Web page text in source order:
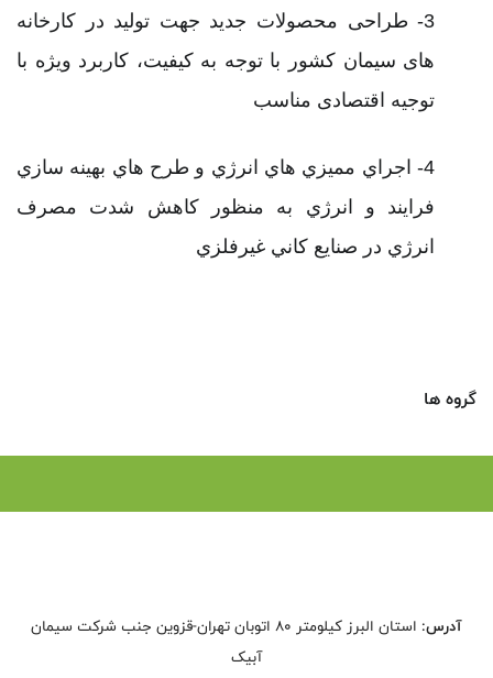
3- طراحی محصولات جديد جهت توليد در کارخانه
های سيمان کشور با توجه به کيفيت، کاربرد ويژه با
توجيه اقتصادی مناسب
4- اجراي مميزي هاي انرژي و طرح هاي بهينه سازي
فرايند و انرژي به منظور كاهش شدت مصرف
انرژي در صنايع كاني غيرفلزي
گروه ها
آدرس:
استان البرز کیلومتر 80 اتوبان تهران-قزوین جنب شرکت سیمان
آبیک